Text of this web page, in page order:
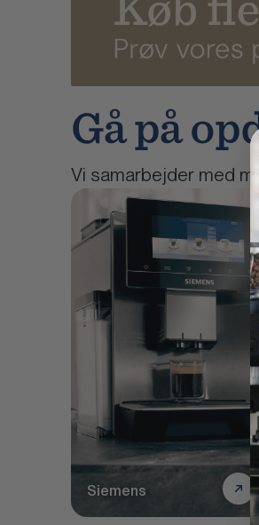
Gå på
Vi samarbejder med
Siemens